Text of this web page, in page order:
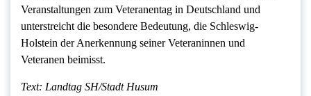
Veranstaltungen zum Veteranentag in Deutschland und
unterstreicht die besondere Bedeutung, die Schleswig-
Holstein der Anerkennung seiner Veteraninnen und
Veteranen beimisst.
Text: Landtag SH/Stadt Husum